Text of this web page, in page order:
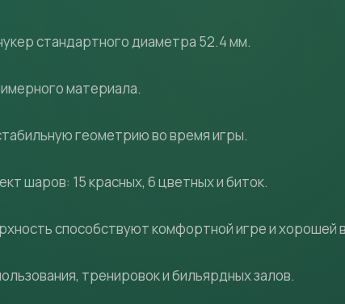
стандартного диаметра 52.4 мм.
материала.
геометрию во время игры.
шаров: 15 красных, 6 цветных и биток.
способствуют комфортной игре и хорошей
тренировок и бильярдных залов.